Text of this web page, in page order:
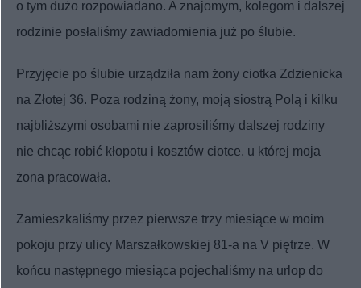
o tym dużo rozpowiadano. A znajomym, kolegom i dalszej
rodzinie posłaliśmy zawiadomienia już po ślubie.
Przyjęcie po ślubie urządziła nam żony ciotka Zdzienicka
na Złotej 36. Poza rodziną żony, moją siostrą Polą i kilku
najbliższymi osobami nie zaprosiliśmy dalszej rodziny
nie chcąc robić kłopotu i kosztów ciotce, u której moja
żona pracowała.
Zamieszkaliśmy przez pierwsze trzy miesiące w moim
pokoju przy ulicy Marszałkowskiej 81-a na V piętrze. W
końcu następnego miesiąca pojechaliśmy na urlop do